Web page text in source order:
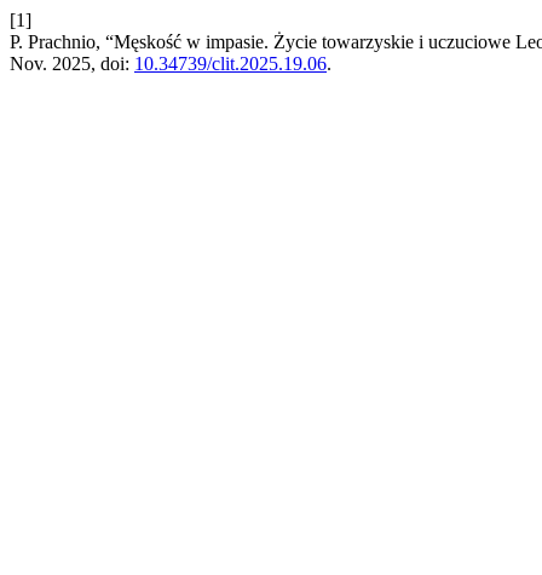
[1]
P. Prachnio, “Męskość w impasie. Życie towarzyskie i uczuciowe
Nov. 2025, doi: 10.34739/clit.2025.19.06.